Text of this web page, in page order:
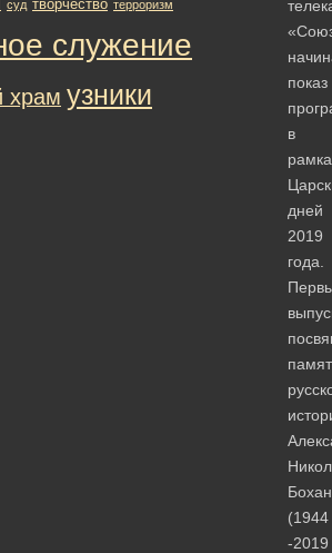
показ
в
дней
2019
года.
(1944
-2019
суд творчество терроризм
служение
храм узники